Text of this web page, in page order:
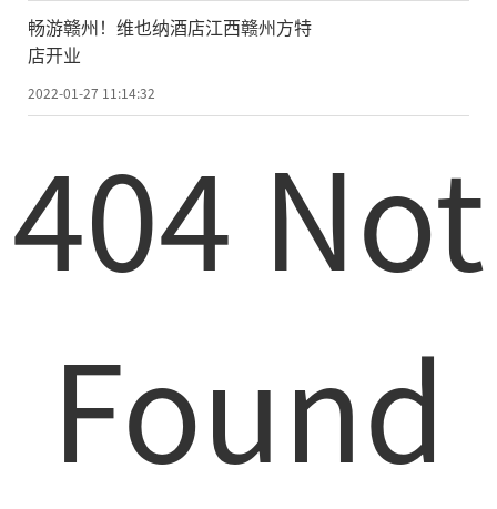
畅游赣州！维也纳酒店江西赣州方特
店开业
2022-01-27 11:14:32
404 Not
Found